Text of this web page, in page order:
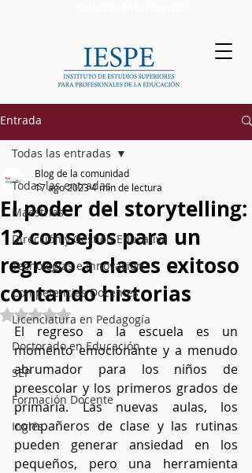
Entrada
Todas las entradas
Maestrías
Dirección y Gestión Educativa
Tecnologías e Innovación
Competencias Docentes
Licenciatura en Pedagogía
Doctorado en Educación
SEP
Formación Docente
Inglés
Todas las entradas
El poder del storytelling:
12 consejos para un
regreso a clases exitoso
contando historias
Blog de la comunidad
17 ago 20234 min de lectura
Obtuvo NaN de 5 estrellas.
El regreso a la escuela es un
momento emocionante y a menudo
abrumador para los niños de
preescolar y los primeros grados de
primaria. Las nuevas aulas, los
compañeros de clase y las rutinas
pueden generar ansiedad en los
pequeños, pero una herramienta